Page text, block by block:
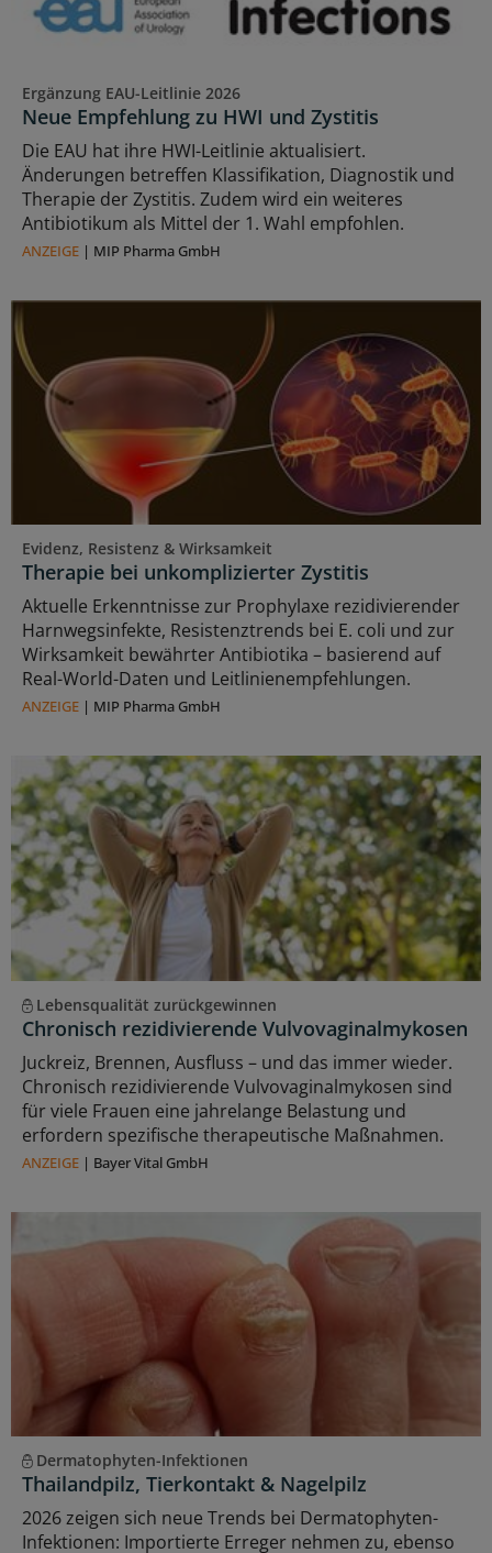
Ergänzung EAU-Leitlinie 2026
Neue Empfehlung zu HWI und Zystitis
Die EAU hat ihre HWI-Leitlinie aktualisiert.
Änderungen betreffen Klassifikation, Diagnostik und
Therapie der Zystitis. Zudem wird ein weiteres
Antibiotikum als Mittel der 1. Wahl empfohlen.
ANZEIGE | MIP Pharma GmbH
Evidenz, Resistenz & Wirksamkeit
Therapie bei unkomplizierter Zystitis
Aktuelle Erkenntnisse zur Prophylaxe rezidivierender
Harnwegsinfekte, Resistenztrends bei E. coli und zur
Wirksamkeit bewährter Antibiotika – basierend auf
Real-World-Daten und Leitlinienempfehlungen.
ANZEIGE | MIP Pharma GmbH
Lebensqualität zurückgewinnen
Chronisch rezidivierende Vulvovaginalmykosen
Juckreiz, Brennen, Ausfluss – und das immer wieder.
Chronisch rezidivierende Vulvovaginalmykosen sind
für viele Frauen eine jahrelange Belastung und
erfordern spezifische therapeutische Maßnahmen.
ANZEIGE | Bayer Vital GmbH
Dermatophyten-Infektionen
Thailandpilz, Tierkontakt & Nagelpilz
2026 zeigen sich neue Trends bei Dermatophyten-
Infektionen: Importierte Erreger nehmen zu, ebenso